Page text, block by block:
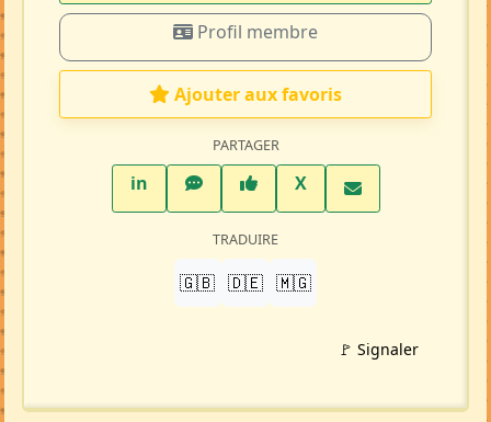
Profil membre
Ajouter aux favoris
PARTAGER
inLinkedInWhatsAppFacebook
XTwitter X
TRADUIRE
🇬🇧 🇩🇪 🇲🇬
🚩 Signaler